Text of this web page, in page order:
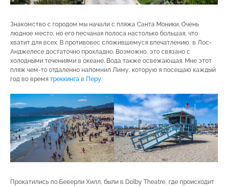
Знакомство с городом мы начали с пляжа Санта Моники. Очень
людное место, но его песчаная полоса настолько большая, что
хватит для всех. В противовес сложившемуся впечатлению, в Лос-
Анджелесе достаточно прохладно. Возможно, это связано с
холодными течениями в океане. Вода также освежающая. Мне этот
пляж чем-то отдаленно напомнил Лиму, которую я посещаю каждый
год во время треккинга в Перу.
Прокатились по Беверли Хилл, были в Dolby Theatre, где происходит